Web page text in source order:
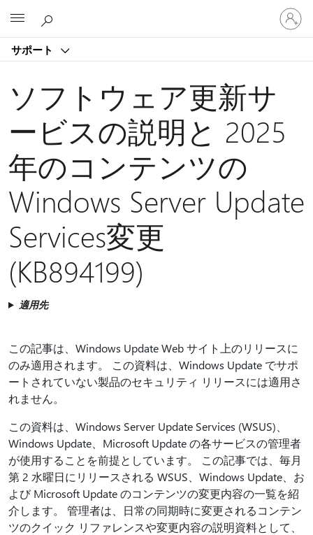
サポート
ア
カ
ウ
サ
ン
イ
ソフトウェア更新サ
ービスの説明と 2025
年のコンテンツの
Windows Server Update
Services変更
(KB894199)
適用先
この記事は、Windows Update Web サイト上のリリースに
のみ適用されます。 この資料は、Windows Update でサポ
ートされていない製品のセキュリティ リリースには適用さ
れません。
この資料は、Windows Server Update Services (WSUS)、
Windows Update、Microsoft Update の各サービスの管理者
が使用することを前提としています。 この記事では、毎月
第 2 水曜日にリリースされる WSUS、Windows Update、お
よび Microsoft Update のコンテンツの変更内容の一覧を紹
介します。 管理者は、日常の同期時に変更されるコンテン
ツのクイック リファレンスや変更内容の説明資料として、